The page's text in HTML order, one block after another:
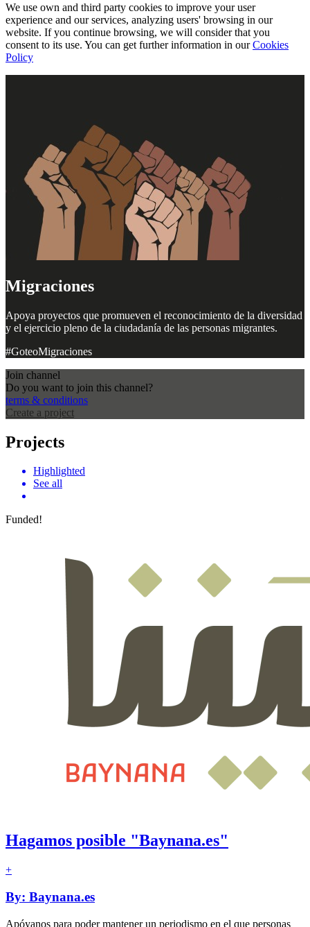
We use own and third party cookies to improve your user
experience and our services, analyzing users' browsing in our
website. If you continue browsing, we will consider that you
consent to its use. You can get further information in ourCookies
Policy
Migraciones
Apoya proyectos que promueven el reconocimiento de la diversidad
y el ejercicio pleno de la ciudadanía de las personas migrantes.
#GoteoMigraciones
Join channel
Do you want to join this channel?
terms & conditions
Create a project
Projects
Highlighted
See all
Funded!
Hagamos posible "Baynana.es"
+
By: Baynana.es
Apóyanos para poder mantener un periodismo en el que personas